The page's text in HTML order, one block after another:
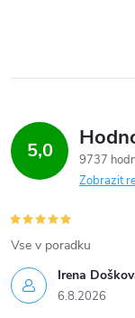
5,0
9737
Zobrazit
Irena
6.8.2026
Vse v poradku